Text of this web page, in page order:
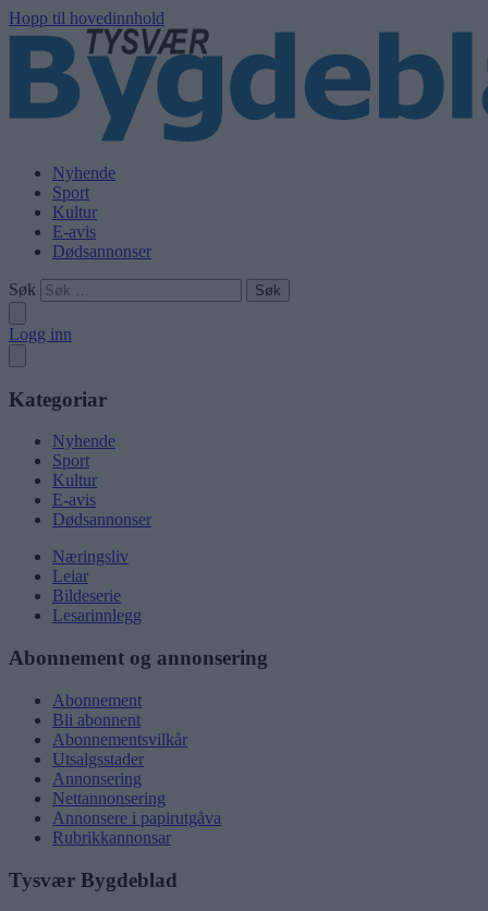
Hopp til hovedinnhold
Nyhende
Sport
Kultur
E-avis
Dødsannonser
Søk
Logg inn
Kategoriar
Nyhende
Sport
Kultur
E-avis
Dødsannonser
Næringsliv
Leiar
Bildeserie
Lesarinnlegg
Abonnement og annonsering
Abonnement
Bli abonnent
Abonnementsvilkår
Utsalgsstader
Annonsering
Nettannonsering
Annonsere i papirutgåva
Rubrikkannonsar
Tysvær Bygdeblad